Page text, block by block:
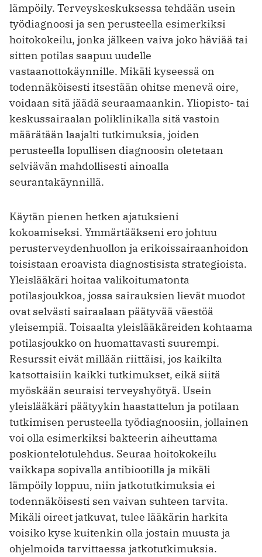
lämpöily. Terveyskeskuksessa tehdään usein
työdiagnoosi ja sen perusteella esimerkiksi
hoitokokeilu, jonka jälkeen vaiva joko häviää tai
sitten potilas saapuu uudelle
vastaanottokäynnille. Mikäli kyseessä on
todennäköisesti itsestään ohitse menevä oire,
voidaan sitä jäädä seuraamaankin. Yliopisto- tai
keskussairaalan poliklinikalla sitä vastoin
määrätään laajalti tutkimuksia, joiden
perusteella lopullisen diagnoosin oletetaan
selviävän mahdollisesti ainoalla
seurantakäynnillä.
Käytän pienen hetken ajatuksieni
kokoamiseksi. Ymmärtääkseni ero johtuu
perusterveydenhuollon ja erikoissairaanhoidon
toisistaan eroavista diagnostisista strategioista.
Yleislääkäri hoitaa valikoitumatonta
potilasjoukkoa, jossa sairauksien lievät muodot
ovat selvästi sairaalaan päätyvää väestöä
yleisempiä. Toisaalta yleislääkäreiden kohtaama
potilasjoukko on huomattavasti suurempi.
Resurssit eivät millään riittäisi, jos kaikilta
katsottaisiin kaikki tutkimukset, eikä siitä
myöskään seuraisi terveyshyötyä. Usein
yleislääkäri päätyykin haastattelun ja potilaan
tutkimisen perusteella työdiagnoosiin, jollainen
voi olla esimerkiksi bakteerin aiheuttama
poskiontelotulehdus. Seuraa hoitokokeilu
vaikkapa sopivalla antibiootilla ja mikäli
lämpöily loppuu, niin jatkotutkimuksia ei
todennäköisesti sen vaivan suhteen tarvita.
Mikäli oireet jatkuvat, tulee lääkärin harkita
voisiko kyse kuitenkin olla jostain muusta ja
ohjelmoida tarvittaessa jatkotutkimuksia.